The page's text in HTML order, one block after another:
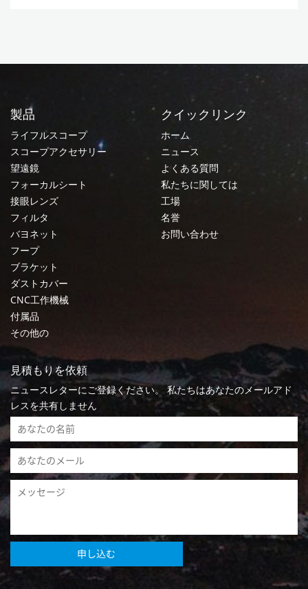
製品
ライフルスコープ
スコープアクセサリー
望遠鏡
フォーカルシート
接眼レンズ
フィルタ
バヨネット
フープ
ブラケット
ダストカバー
CNC工作機械
付属品
その他の
クイックリンク
ホーム
ニュース
よくある質問
私たちに関しては
工場
名誉
お問い合わせ
見積もりを依頼
ニュースレターにご登録ください。 私たちはあなたのメールアド
レスを共有しません